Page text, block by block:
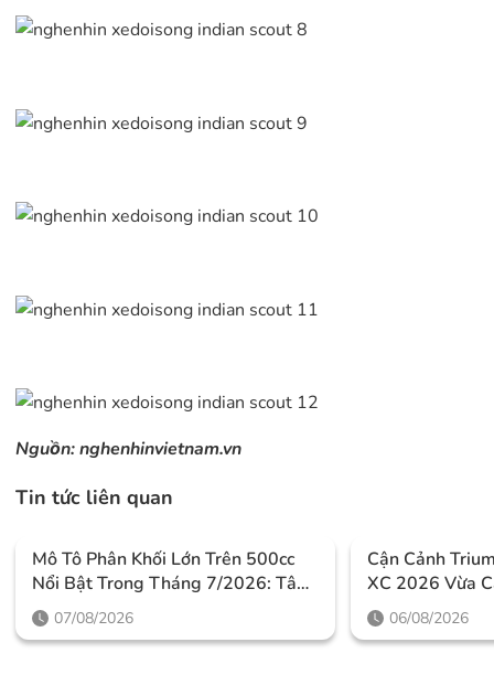
Nguồn:nghenhinvietnam.vn
Tin tức liên quan
Mô Tô Phân Khối Lớn Trên 500cc
Nổi Bật Trong Tháng 7/2026: Tâm
Điểm Là Công Nghệ, Phiên Bản
Giới Hạn Và Những Cấu Hình
07/08/2026
Cận Cảnh
XC 2026 Vừa
Thiết Kế Đậm
Mức Giá Dễ
06/08/2026